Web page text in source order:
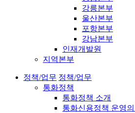
강릉본부
울산본부
포항본부
강남본부
인재개발원
지역본부
정책/업무 정책/업무
통화정책
통화정책 소개
통화신용정책 운영